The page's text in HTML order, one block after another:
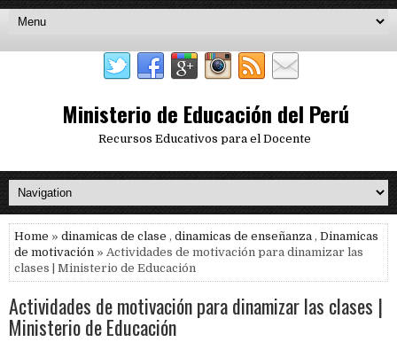
Ministerio de Educación del Perú
Recursos Educativos para el Docente
Home » dinamicas de clase , dinamicas de enseñanza , Dinamicas
de motivación » Actividades de motivación para dinamizar las
clases | Ministerio de Educación
Actividades de motivación para dinamizar las clases |
Ministerio de Educación